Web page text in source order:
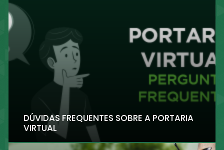
DÚVIDAS FREQUENTES SOBRE A PORTARIA
VIRTUAL